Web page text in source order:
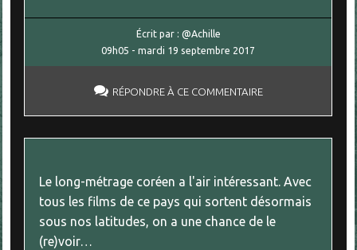
Écrit par : @Achille
09h05 -mardi 19 septembre 2017
RÉPONDRE À CE COMMENTAIRE
Le long-métrage coréen a l'air intéressant. Avec
tous les films de ce pays qui sortent désormais
sous nos latitudes, on a une chance de le
(re)voir…